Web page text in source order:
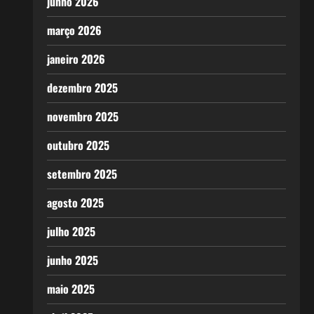
março 2026
janeiro 2026
dezembro 2025
novembro 2025
outubro 2025
setembro 2025
agosto 2025
julho 2025
junho 2025
maio 2025